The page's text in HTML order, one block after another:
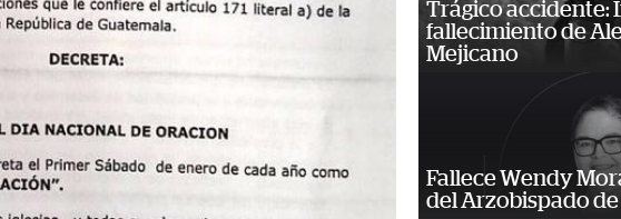
Trágico accidente:
fallecimiento de
Mejicano
Fallece Wendy
del Arzobispado